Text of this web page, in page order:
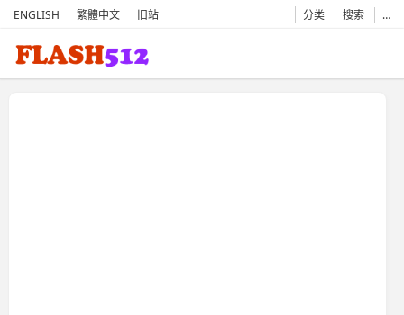
ENGLISH 繁體中文 旧站 分类 搜索 …